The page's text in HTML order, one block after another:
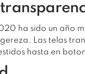
ha sido un año
Las telas
hasta en